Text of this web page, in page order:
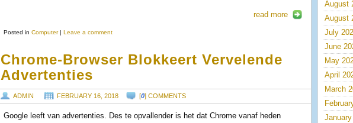
read more
Posted in Computer | Leave a comment
Chrome-Browser Blokkeert Vervelende
Advertenties
ADMIN FEBRUARY 16, 2018 [0] COMMENTS
Google leeft van advertenties. Des te opvallender is het dat Chrome vanaf heden
August
August
July
June
May
April
March